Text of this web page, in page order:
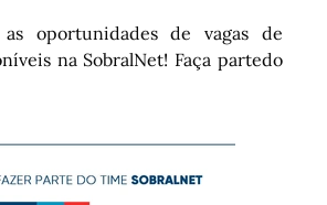
oportunidades de vagas de
na SobralNet! Faça partedo